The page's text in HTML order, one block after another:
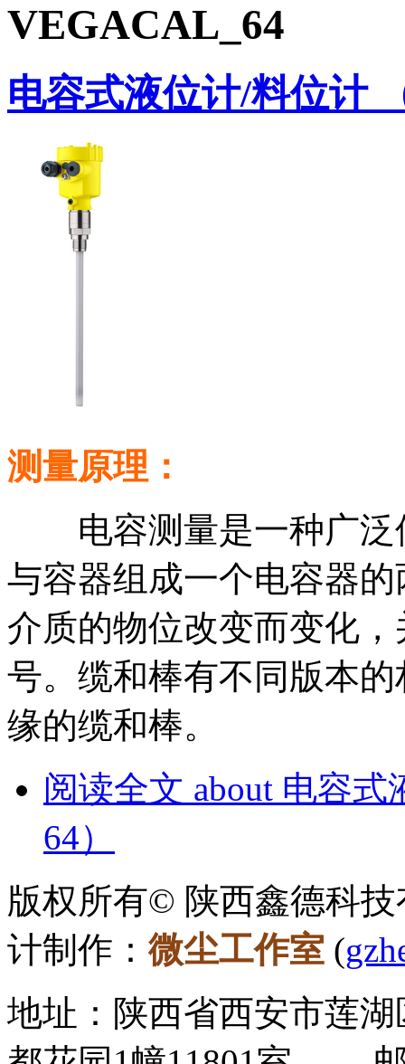
VEGACAL_64
电容式液位计/料位计
测量原理：
电容测量是一种广泛
与容器组成一个电容器
介质的物位改变而变化
号。缆和棒有不同版本
缘的缆和棒。
阅读全文 about 电容
64）
版权所有© 陕西鑫德科
计制作：微尘工作室 (
地址：陕西省西安市莲